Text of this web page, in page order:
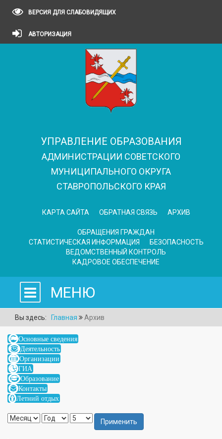
ВЕРСИЯ ДЛЯ СЛАБОВИДЯЩИХ
АВТОРИЗАЦИЯ
УПРАВЛЕНИЕ ОБРАЗОВАНИЯ
АДМИНИСТРАЦИИ СОВЕТСКОГО
МУНИЦИПАЛЬНОГО ОКРУГА
СТАВРОПОЛЬСКОГО КРАЯ
КАРТА САЙТА ОБРАТНАЯ СВЯЗЬ АРХИВ
ОБРАЩЕНИЯ ГРАЖДАН
СТАТИСТИЧЕСКАЯ ИНФОРМАЦИЯ
БЕЗОПАСНОСТЬ
ВЕДОМСТВЕННЫЙ КОНТРОЛЬ
КАДРОВОЕ ОБЕСПЕЧЕНИЕ
МЕНЮ
Вы здесь: Главная Архив
Основные сведения
Деятельность
Организации
ГИА
Образование
Контакты
Летний отдых
Применить